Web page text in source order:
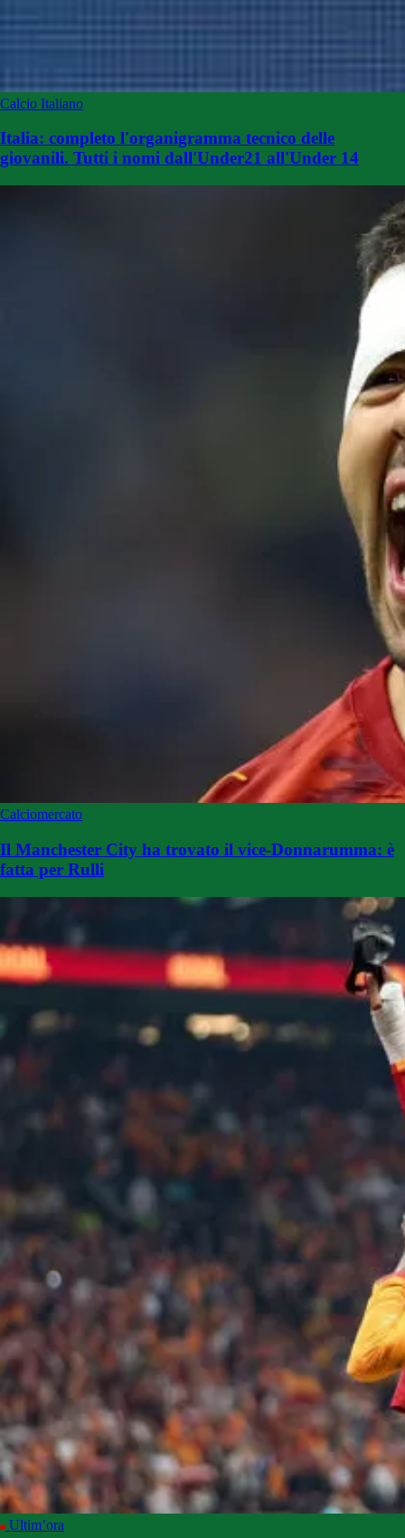
Calcio Italiano
Italia: completo l'organigramma tecnico delle
giovanili. Tutti i nomi dall'Under21 all'Under 14
Calciomercato
Il Manchester City ha trovato il vice-Donnarumma: è
fatta per Rulli
Ultim’ora